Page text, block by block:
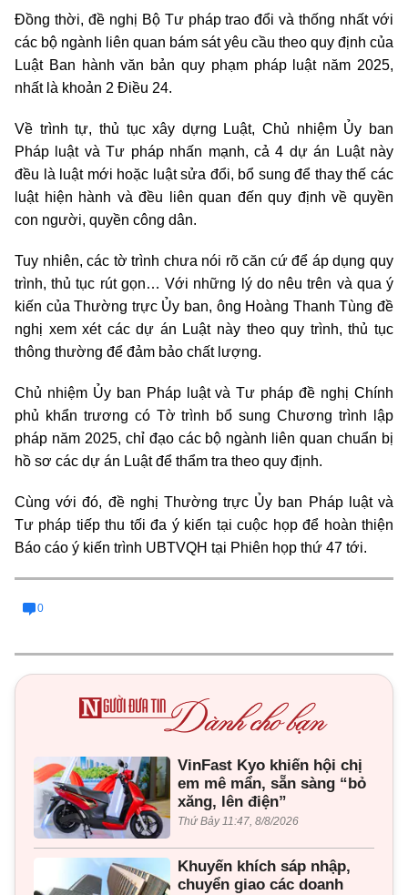
Đồng thời, đề nghị Bộ Tư pháp trao đổi và thống nhất với
các bộ ngành liên quan bám sát yêu cầu theo quy định của
Luật Ban hành văn bản quy phạm pháp luật năm 2025,
nhất là khoản 2 Điều 24.
Về trình tự, thủ tục xây dựng Luật, Chủ nhiệm Ủy ban
Pháp luật và Tư pháp nhấn mạnh, cả 4 dự án Luật này
đều là luật mới hoặc luật sửa đổi, bổ sung để thay thế các
luật hiện hành và đều liên quan đến quy định về quyền
con người, quyền công dân.
Tuy nhiên, các tờ trình chưa nói rõ căn cứ để áp dụng quy
trình, thủ tục rút gọn… Với những lý do nêu trên và qua ý
kiến của Thường trực Ủy ban, ông Hoàng Thanh Tùng đề
nghị xem xét các dự án Luật này theo quy trình, thủ tục
thông thường để đảm bảo chất lượng.
Chủ nhiệm Ủy ban Pháp luật và Tư pháp đề nghị Chính
phủ khẩn trương có Tờ trình bổ sung Chương trình lập
pháp năm 2025, chỉ đạo các bộ ngành liên quan chuẩn bị
hồ sơ các dự án Luật để thẩm tra theo quy định.
Cùng với đó, đề nghị Thường trực Ủy ban Pháp luật và
Tư pháp tiếp thu tối đa ý kiến tại cuộc họp để hoàn thiện
Báo cáo ý kiến trình UBTVQH tại Phiên họp thứ 47 tới.
0
VinFast Kyo khiến hội chị
em mê mẩn, sẵn sàng “bỏ
xăng, lên điện”
Thứ Bảy 11:47, 8/8/2026
Khuyến khích sáp nhập,
chuyển giao các doanh